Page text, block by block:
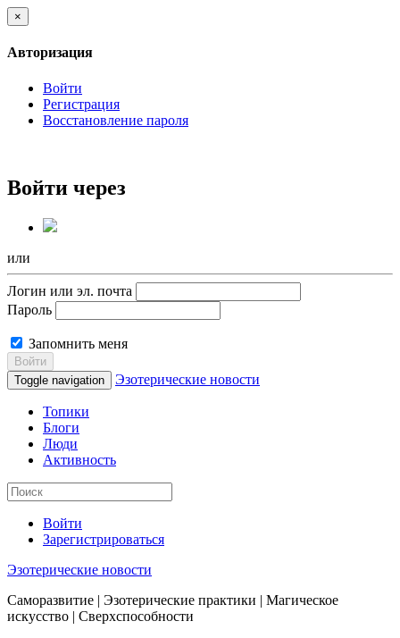
×
Авторизация
Войти
Регистрация
Восстановление пароля
Войти через
или
Логин или эл. почта
Пароль
Запомнить меня
Войти
Toggle navigation
Эзотерические новости
Топики
Блоги
Люди
Активность
Войти
Зарегистрироваться
Эзотерические новости
Саморазвитие | Эзотерические практики | Магическое
искусство | Сверхспособности